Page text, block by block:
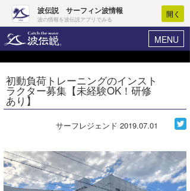
波伝説 サーフィン波情報
波の情報を波伝説アプリでみる
開く
MENU
ヘルプ マイホーム
ログイン
WAVE HUNTER波予想ツール
気象情報
初動負荷トレーニングのインスト
ラクター募集【未経験OK！研修
あり】
サーフレジェンド 2019.07.01
Core Surf Japan
コンテスト
ファッション/グッズ
アート＆エンタメ
コラム